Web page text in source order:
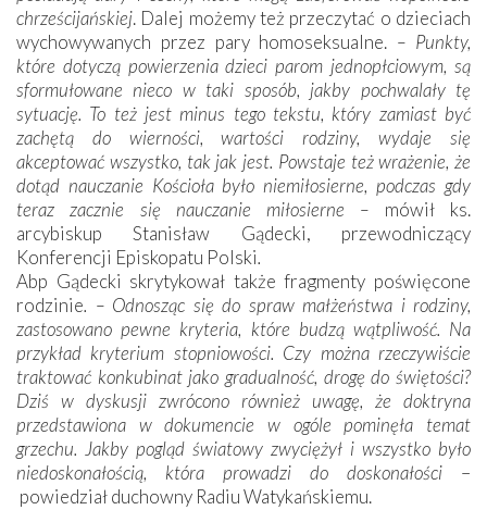
chrześcijańskiej. Dalej możemy też przeczytać o dzieciach
wychowywanych przez pary homoseksualne. – Punkty,
które dotyczą powierzenia dzieci parom jednopłciowym, są
sformułowane nieco w taki sposób, jakby pochwalały tę
sytuację. To też jest minus tego tekstu, który zamiast być
zachętą do wierności, wartości rodziny, wydaje się
akceptować wszystko, tak jak jest. Powstaje też wrażenie, że
dotąd nauczanie Kościoła było niemiłosierne, podczas gdy
teraz zacznie się nauczanie miłosierne – mówił ks.
arcybiskup Stanisław Gądecki, przewodniczący
Konferencji Episkopatu Polski.
Abp Gądecki skrytykował także fragmenty poświęcone
rodzinie. – Odnosząc się do spraw małżeństwa i rodziny,
zastosowano pewne kryteria, które budzą wątpliwość. Na
przykład kryterium stopniowości. Czy można rzeczywiście
traktować konkubinat jako gradualność, drogę do świętości?
Dziś w dyskusji zwrócono również uwagę, że doktryna
przedstawiona w dokumencie w ogóle pominęła temat
grzechu. Jakby pogląd światowy zwyciężył i wszystko było
niedoskonałością, która prowadzi do doskonałości –
powiedział duchowny Radiu Watykańskiemu.